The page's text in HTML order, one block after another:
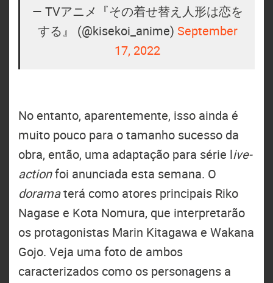
— TVアニメ『その着せ替え人形は恋を
する』 (@kisekoi_anime) September
17, 2022
No entanto, aparentemente, isso ainda é
muito pouco para o tamanho sucesso da
obra, então, uma adaptação para série live-
actionfoi anunciada esta semana. O
doramaterá como atores principais Riko
Nagase e Kota Nomura, que interpretarão
os protagonistas Marin Kitagawa e Wakana
Gojo. Veja uma foto de ambos
caracterizados como os personagens a